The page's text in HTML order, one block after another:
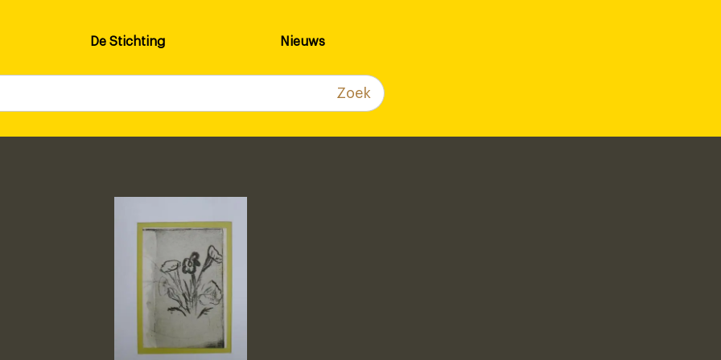
De Stichting Nieuws